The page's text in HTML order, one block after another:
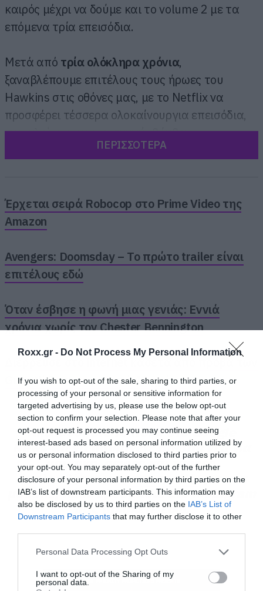
Roxx.gr - Do Not Process My Personal Information
If you wish to opt-out of the sale, sharing to third parties, or
processing of your personal or sensitive information for
targeted advertising by us, please use the below opt-out
section to confirm your selection. Please note that after your
opt-out request is processed you may continue seeing
interest-based ads based on personal information utilized by
us or personal information disclosed to third parties prior to
your opt-out. You may separately opt-out of the further
disclosure of your personal information by third parties on the
IAB’s list of downstream participants. This information may
also be disclosed by us to third parties on the IAB’s List of
Downstream Participants that may further disclose it to other
Please note that this website/app uses one or more Google
not limited to your visit or usage behaviour. You may click to
grant or deny consent to Google and its third-party tags to
Personal Data Processing Opt Outs
I want to opt-out of the Sharing of my
personal data.
καιρός μέχρι να δούμε και το volume 2 με τα
επόμενα τρία επεισόδια.
Μετά από τρία ολόκληρα χρόνια,
ξαναβλέπουμε επιτέλους τους ήρωες του
Hawkins στις οθόνες μας, με το Netflix να
προσφέρει τέσσερα ολοκαίνουργια επεισόδια,
που κλείνουν με μιασκηνή–βόμβα.
Όπως είχαμε καταλάβει ήδη από τα πρώτα
πέντε λεπτά (που είχε δώσει στη δημοσιότητα
το Netflix πριν από την ημερομηνία πρεμιέρας),
WillByers, τον οποίο υποδύεται ο Noah
Schnapp, βγαίνει επιτέλους στο προσκήνιο στη
φετινή σεζόν. Το volume 1 μας δίνει επίσης την
ευκαιρία να ξανασυναντήσουμε τηνElevenτης
Millie Bobby Brown, τονJimHopperτου David
Harbour και όλη την υπόλοιπη παρέα.
Στο παιχνίδι μπαίνουν και νέοι χαρακτήρες: η
ΠΕΡΙΣΣΟΤΕΡΑ
Έρχεται σειρά Robocop στο Prime Video της
Amazon
Avengers: Doomsday – Το πρώτο trailer είναι
επιτέλους εδώ
Όταν έσβησε η φωνή μιας γενιάς: Εννιά
χρόνια χωρίς τον Chester Bennington
Διέρρευσε στο internet κασέτα από πρόβα των
Guns N’ Roses πριν από 40 χρόνια
Ακολουθήστε το Roxx στοGoogle
Newsγια να μαθαίνετε πρώτοινέαγια
μουσική, σειρές και ταινίες.
Ακολουθήστε μαςστο spotifyγια νέα
μουσική κάθε εβδομάδα. Στο instagram
μας βρίσκετεεδώ.